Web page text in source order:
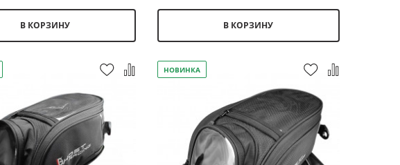
В КОРЗИНУ В КОРЗИНУ
НОВИНКА